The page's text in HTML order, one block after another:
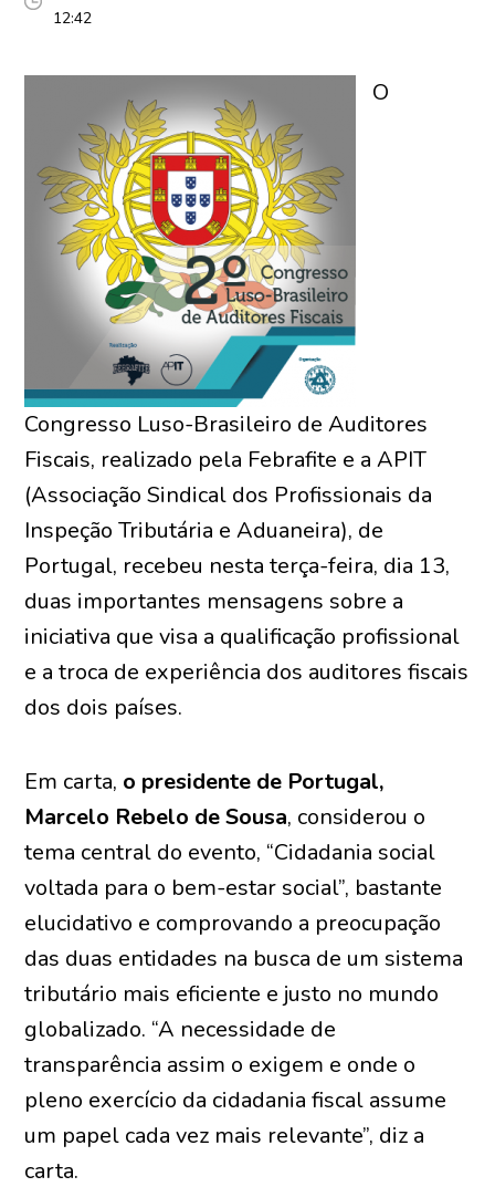
12:42
O
Congresso Luso-Brasileiro de Auditores
Fiscais, realizado pela Febrafite e a APIT
(Associação Sindical dos Profissionais da
Inspeção Tributária e Aduaneira), de
Portugal, recebeu nesta terça-feira, dia 13,
duas importantes mensagens sobre a
iniciativa que visa a qualificação profissional
e a troca de experiência dos auditores fiscais
dos dois países.
Em carta, o presidente de Portugal,
Marcelo Rebelo de Sousa, considerou o
tema central do evento, “Cidadania social
voltada para o bem-estar social”, bastante
elucidativo e comprovando a preocupação
das duas entidades na busca de um sistema
tributário mais eficiente e justo no mundo
globalizado. “A necessidade de
transparência assim o exigem e onde o
pleno exercício da cidadania fiscal assume
um papel cada vez mais relevante”, diz a
carta.